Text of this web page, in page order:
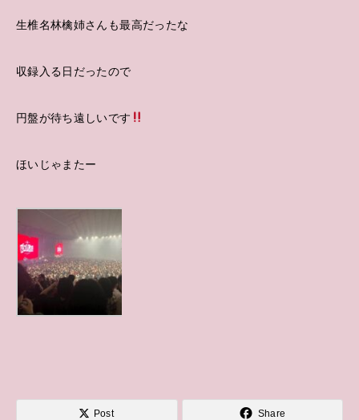
生椎名林檎姉さんも最高だったな
収録入る日だったので
円盤が待ち遠しいです
ほいじゃまたー
Post Share